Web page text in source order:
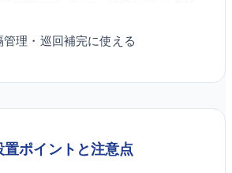
理・巡回補完に使える
ポイントと注意点